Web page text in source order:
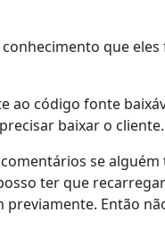
que
ao código fonte
baixar o cliente.
se alguém
ter que
previamente. Então